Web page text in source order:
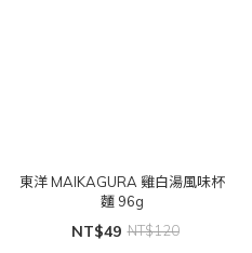
東洋 MAIKAGURA 雞白湯風味杯
麵 96g
NT$49 NT$120